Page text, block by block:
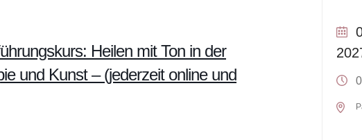
Heilen mit Ton in der
und Kunst – (jederzeit online und